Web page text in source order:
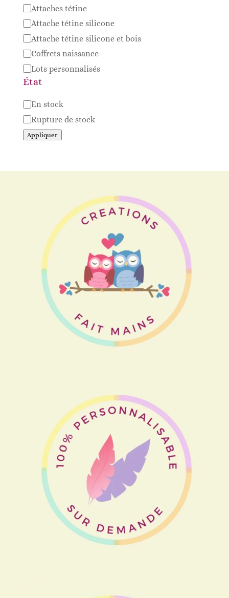
Attaches tétine
Attache tétine silicone
Attache tétine silicone et bois
Coffrets naissance
Lots personnalisés
État
Disponibilité
En stock
Rupture de stock
Appliquer